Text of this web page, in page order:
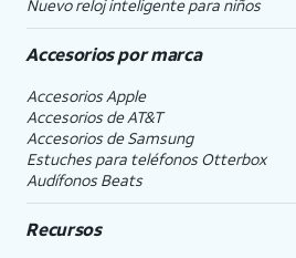
Nuevo reloj inteligente para niños
Accesorios por marca
Accesorios Apple
Accesorios deAT&T
Accesorios de Samsung
Estuches para teléfonos Otterbox
Audífonos Beats
Recursos